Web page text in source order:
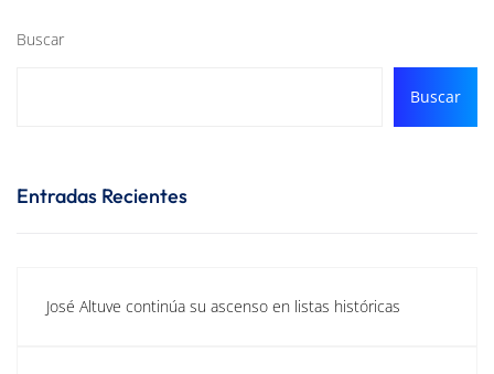
Buscar
Buscar
Entradas Recientes
José Altuve continúa su ascenso en listas históricas